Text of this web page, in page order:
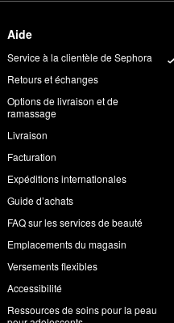
Aide
Service à la clientèle de Sephora
Retours et échanges
Options de livraison et de
ramassage
Livraison
Facturation
Expéditions internationales
Guide d’achats
FAQ sur les services de beauté
Emplacements du magasin
Versements flexibles
Accessibilité
Ressources de soins pour la peau